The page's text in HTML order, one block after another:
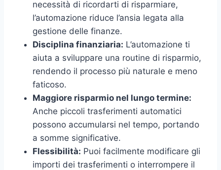
necessità di ricordarti di risparmiare,
l’automazione riduce l’ansia legata alla
gestione delle finanze.
Disciplina finanziaria: L’automazione ti
aiuta a sviluppare una routine di risparmio,
rendendo il processo più naturale e meno
faticoso.
Maggiore risparmio nel lungo termine:
Anche piccoli trasferimenti automatici
possono accumularsi nel tempo, portando
a somme significative.
Flessibilità: Puoi facilmente modificare gli
importi dei trasferimenti o interrompere il